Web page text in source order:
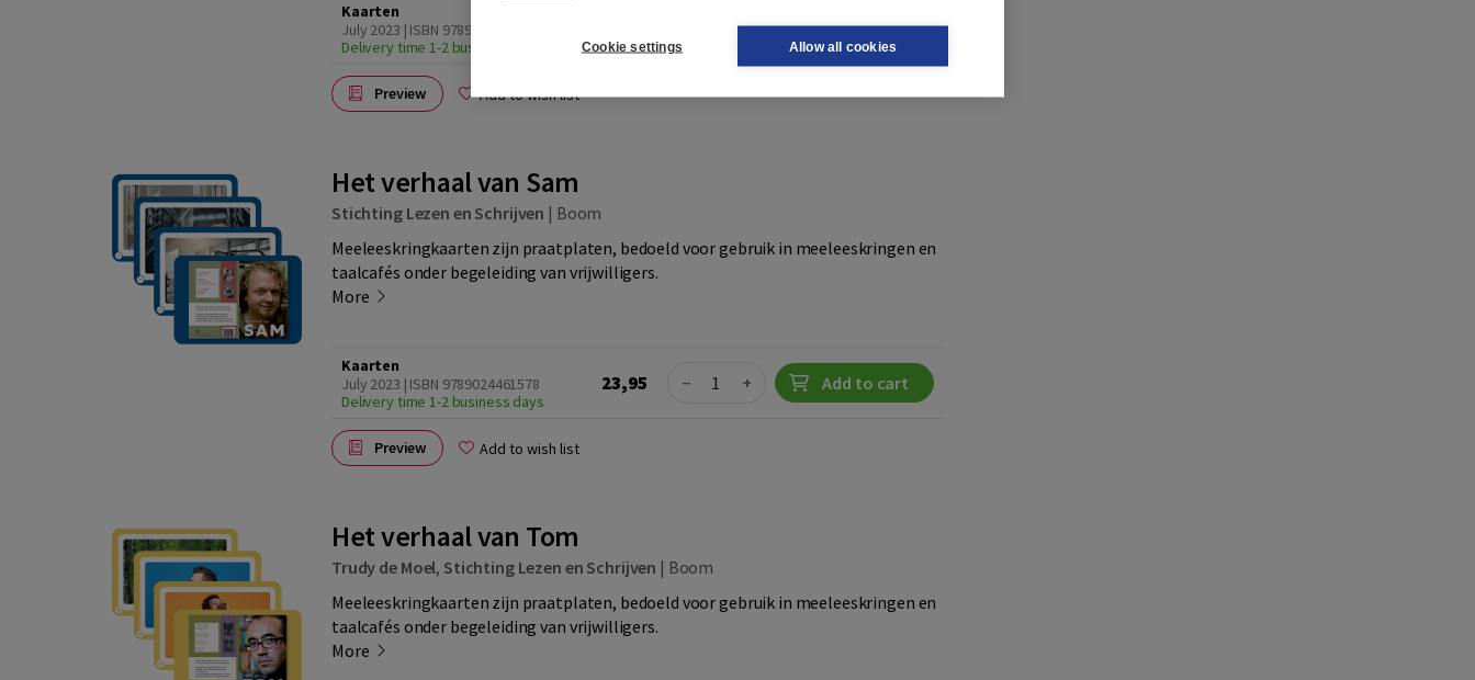
Kaarten
July 2023 | ISBN 9789024461561
Delivery time 1-2 business days
+ Add to cart
Preview Add to wish list
Het verhaal van Sam
Stichting Lezen en Schrijven | Boom
Meeleeskringkaarten zijn praatplaten, bedoeld voor gebruik in meeleeskringen en
taalcafés onder begeleiding van vrijwilligers.
More
Kaarten
July 2023 | ISBN 9789024461578
Delivery time 1-2 business days
23,95 Quantity
− + Add to cart
Preview Add to wish list
Het verhaal van Tom
Trudy de Moel, Stichting Lezen en Schrijven | Boom
Meeleeskringkaarten zijn praatplaten, bedoeld voor gebruik in meeleeskringen en
taalcafés onder begeleiding van vrijwilligers.
More
Cookie settings Allow all cookies